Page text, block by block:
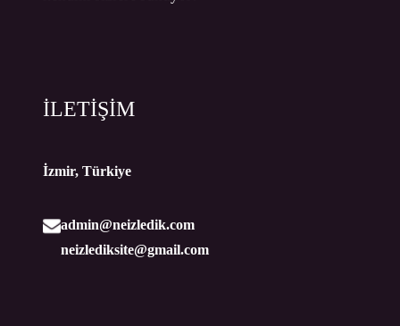
İLETİŞİM
İzmir, Türkiye
admin@neizledik.com
neizlediksite@gmail.com